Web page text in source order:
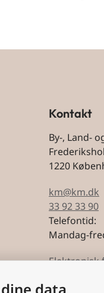
Kontakt
By-, Land-
1220
km@km.dk
33 92 33 90
Telefontid:
Mandag-
Elektronisk
CVR: